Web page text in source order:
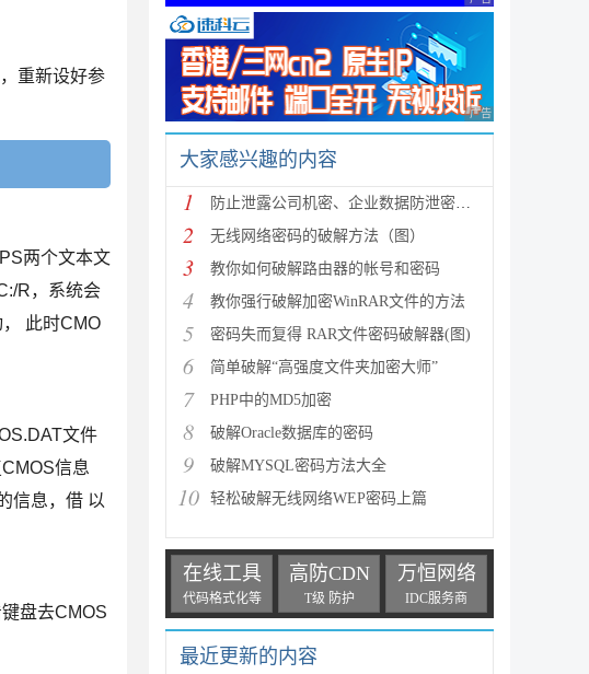
重新设好参
两个文本文
R，系统会
此时CMO
文件
信息
信息，借 以
盘去CMOS
广告 商业广告，理性
大家感兴趣的内容
1 防止泄露公司机密、企业数据防泄密软件排名、电脑文件
2 无线网络密码的破解方法（图）
3 教你如何破解路由器的帐号和密码
4 教你强行破解加密WinRAR文件的方法
5 密码失而复得 RAR文件密码破解器(图)
6 简单破解“高强度文件夹加密大师”
7 PHP中的MD5加密
8 破解Oracle数据库的密码
9 破解MYSQL密码方法大全
10 轻松破解无线网络WEP密码上篇
在线工具
代码格式化等
高防CDN
T级 防护
万恒网络
IDC服务商
最近更新的内容